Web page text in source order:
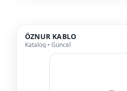
ÖZNUR KABLO
Katalog • Güncel